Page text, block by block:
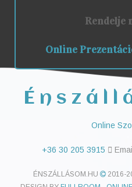
Rendelje
Online
Online
+36 30 205 3915
ÉNSZÁLLÁSOM.HU
2016-